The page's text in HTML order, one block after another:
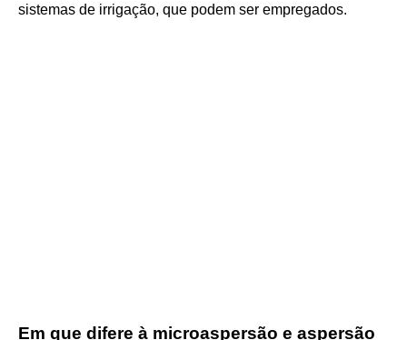
sistemas de irrigação, que podem ser empregados.
Em que difere à microaspersão e aspersão